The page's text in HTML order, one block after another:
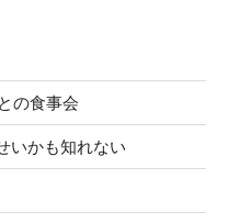
の食事会
いかも知れない